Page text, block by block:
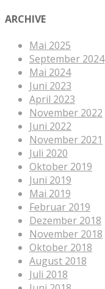
ARCHIVE
Mai 2025
September 2024
Mai 2024
Juni 2023
April 2023
November 2022
Juni 2022
November 2021
Juli 2020
Oktober 2019
Juni 2019
Mai 2019
Februar 2019
Dezember 2018
November 2018
Oktober 2018
August 2018
Juli 2018